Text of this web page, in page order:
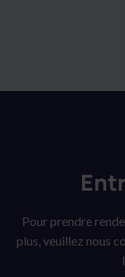
Pour prendre
plus, veuillez nous